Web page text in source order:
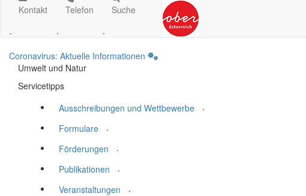
Kontakt
.
Telefon
.
Suche
.
Coronavirus: Aktuelle Informationen
Umwelt und Natur
Servicetipps
Ausschreibungen und Wettbewerbe
.
Formulare
.
Förderungen
.
Publikationen
.
Veranstaltungen
.